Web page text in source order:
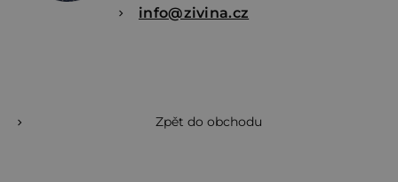
info@zivina.cz
Zpět do obchodu